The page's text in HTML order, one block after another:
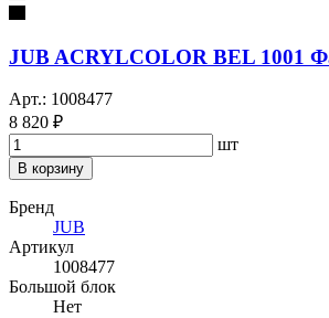
JUB ACRYLCOLOR BEL 1001
Арт.: 1008477
8 820 ₽
шт
В корзину
Бренд
JUB
Артикул
1008477
Большой блок
Нет